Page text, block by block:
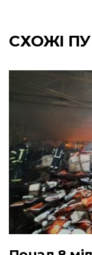
СХОЖІ